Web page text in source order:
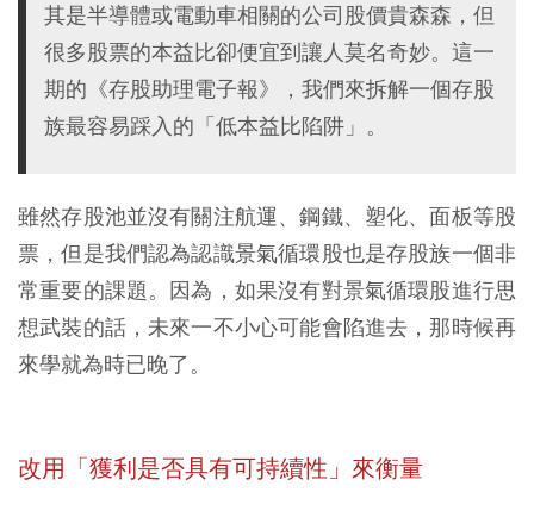
其是半導體或電動車相關的公司股價貴森森，但
很多股票的本益比卻便宜到讓人莫名奇妙。這一
期的《存股助理電子報》，我們來拆解一個存股
族最容易踩入的「低本益比陷阱」。
雖然存股池並沒有關注航運、鋼鐵、塑化、面板等股
票，但是我們認為認識景氣循環股也是存股族一個非
常重要的課題。因為，如果沒有對景氣循環股進行思
想武裝的話，未來一不小心可能會陷進去，那時候再
來學就為時已晚了。
改用「獲利是否具有可持續性」來衡量